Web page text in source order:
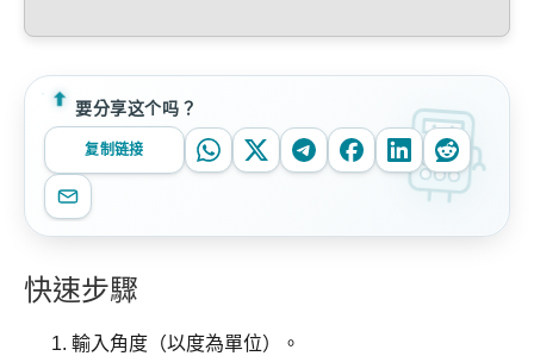
要分享这个吗？
复制链接
快速步驟
輸入角度（以度為單位）。